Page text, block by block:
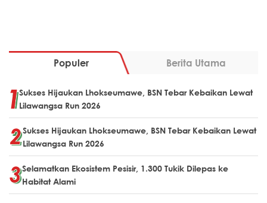
Populer Berita Utama
Sukses Hijaukan Lhokseumawe, BSN Tebar Kebaikan Lewat
Lilawangsa Run 2026
Sukses Hijaukan Lhokseumawe, BSN Tebar Kebaikan Lewat
Lilawangsa Run 2026
Selamatkan Ekosistem Pesisir, 1.300 Tukik Dilepas ke
Habitat Alami